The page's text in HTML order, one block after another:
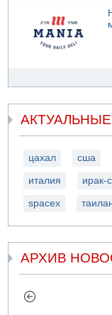
цахал сша
италия ирак-
spacex
АРХИВ